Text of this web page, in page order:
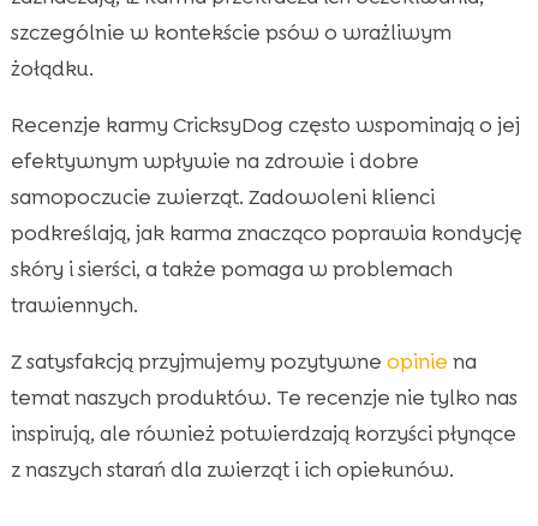
szczególnie w kontekście psów o wrażliwym
żołądku.
Recenzje karmy CricksyDog często wspominają o jej
efektywnym wpływie na zdrowie i dobre
samopoczucie zwierząt. Zadowoleni klienci
podkreślają, jak karma znacząco poprawia kondycję
skóry i sierści, a także pomaga w problemach
trawiennych.
Z satysfakcją przyjmujemy pozytywne opinie na
temat naszych produktów. Te recenzje nie tylko nas
inspirują, ale również potwierdzają korzyści płynące
z naszych starań dla zwierząt i ich opiekunów.